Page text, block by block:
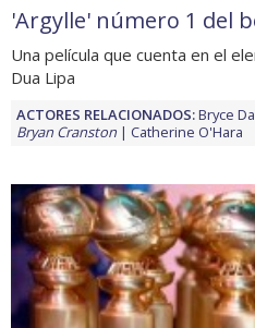
'Argylle' número 1 del
Una película que cuenta en el
Dua Lipa
ACTORES RELACIONADOS:Bryce
Bryan Cranston
Catherine O'Hara